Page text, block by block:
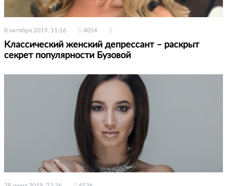
8 октября 2019, 11:16 4054
Классический женский депрессант – раскрыт
секрет популярности Бузовой